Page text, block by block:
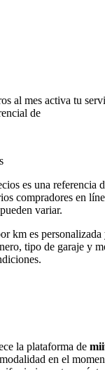
al mes activa tu
de
es una referencia
compradores en
variar.
km es personalizada
tipo de garaje y
la plataforma de
en el